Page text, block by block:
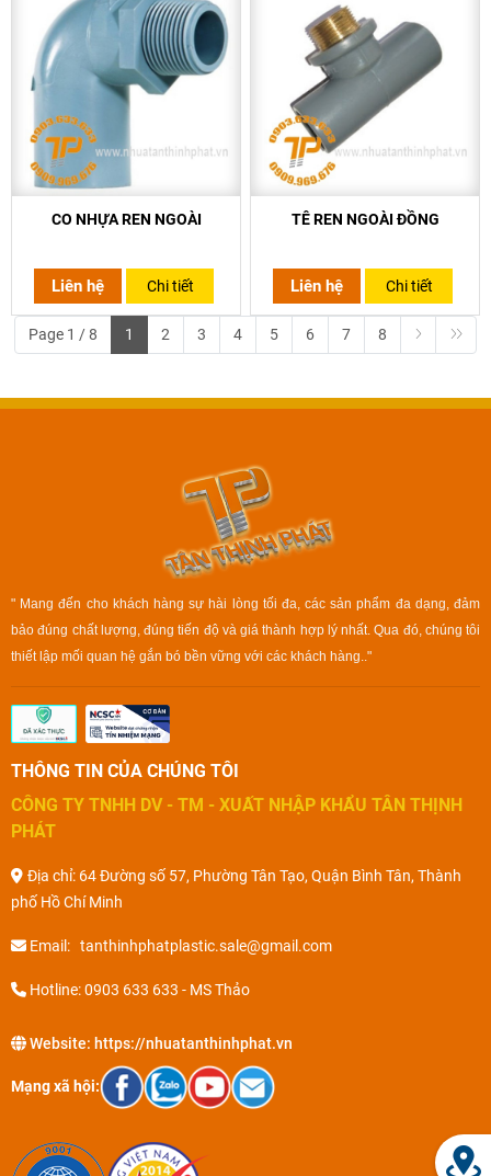
CO NHỰA REN NGOÀI
Liên hệ Chi tiết
TÊ REN NGOÀI ĐỒNG
Liên hệ Chi tiết
Page 1 / 8 1 2 3 4 5 6 7 8
" Mang đến cho khách hàng sự hài lòng tối đa, các sản phẩm đa dạng, đảm
bảo đúng chất lượng, đúng tiến độ và giá thành hợp lý nhất. Qua đó, chúng tôi
thiết lập mối quan hệ gắn bó bền vững với các khách hàng.."
THÔNG TIN CỦA CHÚNG TÔI
CÔNG TY TNHH DV - TM - XUẤT NHẬP KHẨU TÂN THỊNH
PHÁT
Địa chỉ: 64 Đường số 57, Phường Tân Tạo, Quận Bình Tân, Thành
phố Hồ Chí Minh
Email: tanthinhphatplastic.sale@gmail.com
Hotline: 0903 633 633 - MS Thảo
Website: https://nhuatanthinhphat.vn
Mạng xã hội: